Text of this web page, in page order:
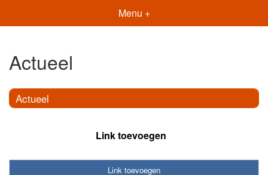
Menu +
Actueel
Actueel
Link toevoegen
Link toevoegen